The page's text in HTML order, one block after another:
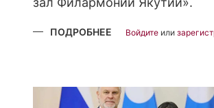
ПОДРОБНЕЕ
«МАРТ»:
УНИКАЛЬНЫЕ
Войдите или